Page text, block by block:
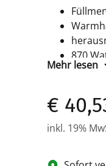
870
Farbe:
Mehr lesen
€
inkl. 19%